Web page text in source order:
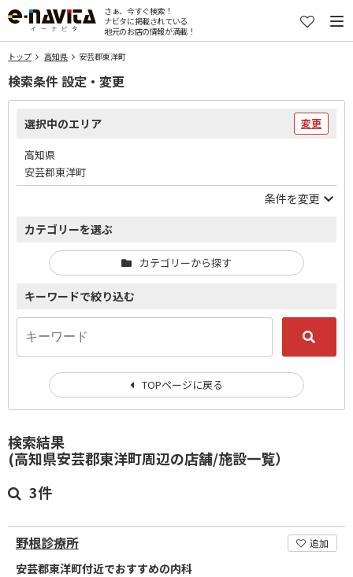
さぁ、今すぐ検索！
ナビタに掲載されている
地元のお店の情報が満載！
トップ 高知県 安芸郡東洋町
検索結果
(高知県安芸郡東洋町周辺の店舗/施設一覧）
3件
野根診療所 追加
安芸郡東洋町付近でおすすめの内科
検索条件 設定・変更
選択中のエリア 変更
高知県
安芸郡東洋町
条件を変更
カテゴリーを選ぶ
カテゴリーから探す
キーワードで絞り込む
TOPページに戻る